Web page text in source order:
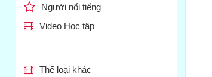
Người nổi tiếng
Video Học tập
Thể loại khác